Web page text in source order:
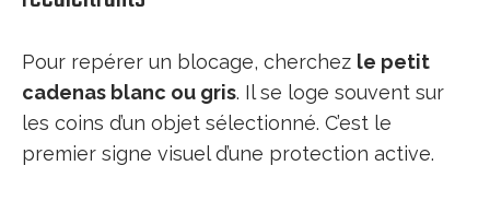
Pour repérer un blocage, cherchez le petit
cadenas blanc ou gris. Il se loge souvent sur
les coins d’un objet sélectionné. C’est le
premier signe visuel d’une protection active.